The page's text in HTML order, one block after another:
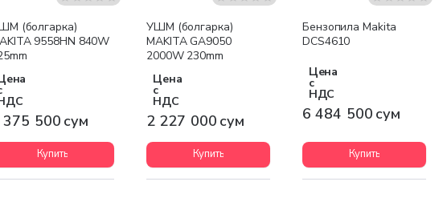
доставка
(болгарка)
9558HN 840W
500 сум
Купить
Бесплатная доставка
УШМ (болгарка)
MAKITA GA9050
2000W 230mm
Цена
с
НДС
2 227 000 сум
Купить
Бесплатная доставка
Бензопила Makita
DCS4610
Цена
с
НДС
6 484 500 сум
Купить